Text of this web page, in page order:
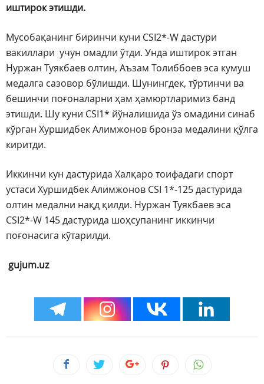
иштирок этишди.
Мусобақанинг биринчи куни CSI2*-W дастури
вакиллари учун омадли ўтди. Унда иштирок этган
Нуржан Туякбаев олтин, Аъзам Толиббоев эса кумуш
медалга сазовор бўлишди. Шунингдек, тўртинчи ва
бешинчи поғоналарни ҳам ҳамюртларимиз банд
этишди. Шу куни CSI1* йўналишида ўз омадини синаб
кўрган Хуршидбек Алимжонов бронза медалини қўлга
киритди.
Иккинчи кун дастурида Халқаро тоифадаги спорт
устаси Хуршидбек Алимжонов CSI 1*-125 дастурида
олтин медални нақд қилди. Нуржан Туякбаев эса
CSI2*-W 145 дастурида шоҳсупанинг иккинчи
поғонасига кўтарилди.
gujum.uz